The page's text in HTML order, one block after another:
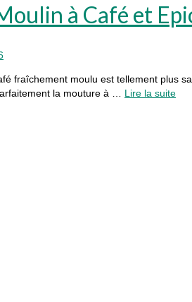
à Café et
fraîchement moulu est tellement plus
la mouture à … Lire la suite